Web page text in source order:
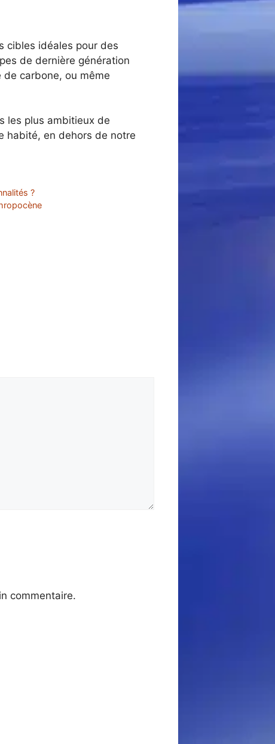
cibles idéales pour des
de dernière génération
de carbone, ou même
les plus ambitieux de
habité, en dehors de notre
?
commentaire.